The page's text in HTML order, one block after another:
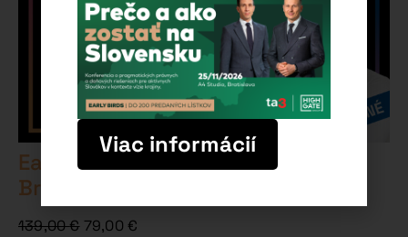
Early Birds: Highgate Business
Brunch 15. 6. 2026 | Lab28
139,00€ 79,00 €
Viac informácií